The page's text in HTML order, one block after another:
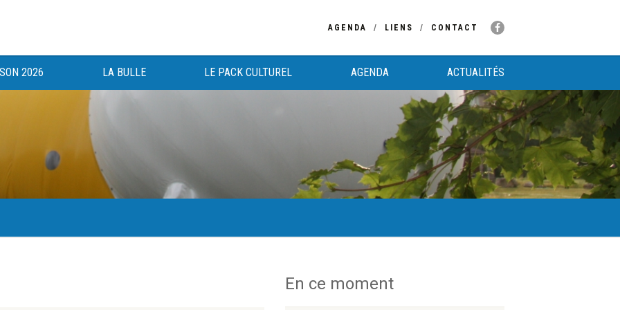
AGENDA LIENS CONTACT
2026 LA BULLE LE PACK CULTUREL AGENDA ACTUALITÉS
au bénéfice des haut-saônois depuis 1983. En ce moment